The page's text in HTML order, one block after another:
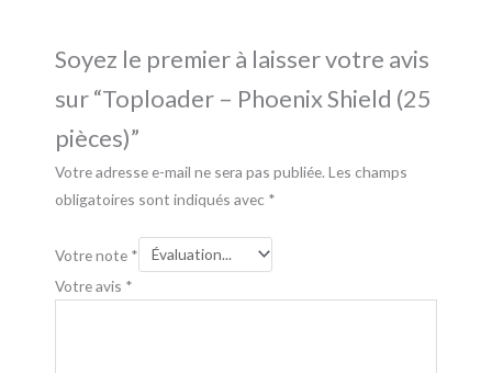
Soyez le premier à laisser votre avis
sur “Toploader – Phoenix Shield (25
pièces)”
Votre adresse e-mail ne sera pas publiée. Les champs
obligatoires sont indiqués avec *
Votre note *
Votre avis *